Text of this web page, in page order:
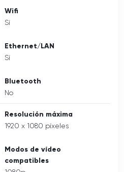
Wifi
Sí
Ethernet/LAN
Sí
Bluetooth
No
Resolución máxima
1920 x 1080 píxeles
Modos de vídeo
compatibles